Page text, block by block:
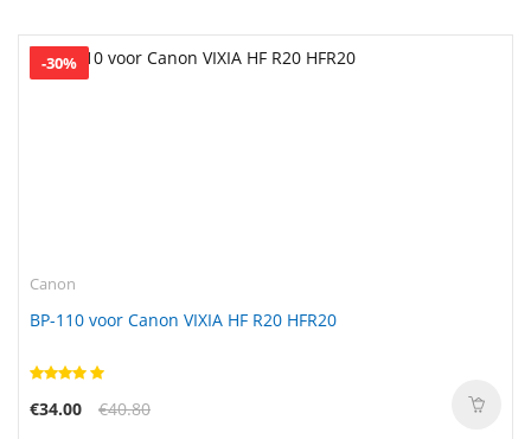
-30%
Canon
BP-110 voor Canon VIXIA HF R20 HFR20
€34.00 €40.80